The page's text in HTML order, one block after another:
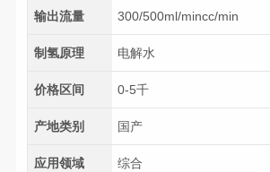
输出流量 300/500ml/mincc/min
制氢原理 电解水
价格区间 0-5千
产地类别 国产
应用领域 综合